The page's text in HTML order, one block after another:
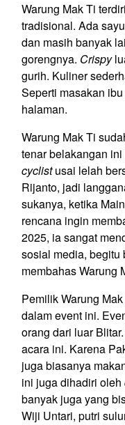
Warung Mak Ti
tradisional. Ada
dan masih banyak
gorengnya. Crispy
gurih. Kuliner
Seperti masakan
halaman.
Warung Mak Ti
tenar belakangan
cyclistusai lelah
Rijanto, jadi
sukanya, ketika
rencana ingin
2025, ia sangat
sosial media, begitu
membahas Warung
Pemilik Warung
dalam event ini.
orang dari luar
acara ini. Karena
juga biasanya
ini juga dihadiri oleh
banyak juga yang
Wiji Untari, putri